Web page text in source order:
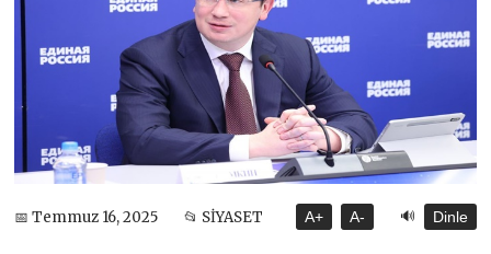
📅 Temmuz 16, 2025 📂 SİYASET A+ A- 🔊 Dinle